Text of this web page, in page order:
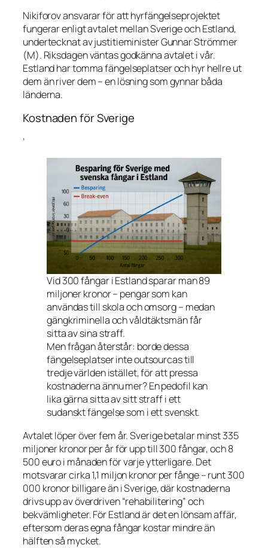
Nikiforov ansvarar för att hyrfängelseprojektet
fungerar enligt avtalet mellan Sverige och Estland,
undertecknat av justitieminister Gunnar Strömmer
(M). Riksdagen väntas godkänna avtalet i vår.
Estland har tomma fängelseplatser och hyr hellre ut
dem än river dem – en lösning som gynnar båda
länderna.
Kostnaden för Sverige
’
Vid 300 fångar i Estland sparar man 89
miljoner kronor – pengar som kan
användas till skola och omsorg – medan
gängkriminella och våldtäktsmän får
sitta av sina straff.
Men frågan återstår: borde dessa
fängelseplatser inte outsourcas till
tredje världen istället, för att pressa
kostnaderna ännu mer? En pedofil kan
lika gärna sitta av sitt straff i ett
sudanskt fängelse som i ett svenskt.
Avtalet löper över fem år. Sverige betalar minst 335
miljoner kronor per år för upp till 300 fångar, och 8
500 euro i månaden för varje ytterligare. Det
motsvarar cirka 1,1 miljon kronor per fånge – runt 300
000 kronor billigare än i Sverige, där kostnaderna
drivs upp av överdriven “rehabilitering” och
bekvämligheter. För Estland är det en lönsam affär,
eftersom deras egna fångar kostar mindre än
hälften så mycket.